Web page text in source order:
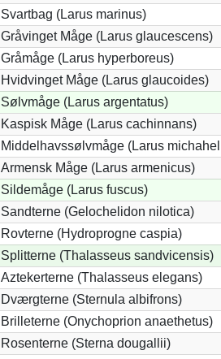
Svartbag (Larus marinus)
Gråvinget Måge (Larus glaucescens)
Gråmåge (Larus hyperboreus)
Hvidvinget Måge (Larus glaucoides)
Sølvmåge (Larus argentatus)
Kaspisk Måge (Larus cachinnans)
Middelhavssølvmåge (Larus
Armensk Måge (Larus armenicus)
Sildemåge (Larus fuscus)
Sandterne (Gelochelidon nilotica)
Rovterne (Hydroprogne caspia)
Splitterne (Thalasseus sandvicensis)
Aztekerterne (Thalasseus elegans)
Dværgterne (Sternula albifrons)
Brilleterne (Onychoprion anaethetus)
Rosenterne (Sterna dougallii)